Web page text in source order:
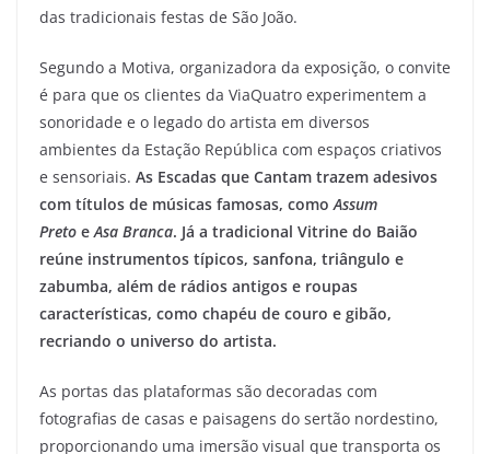
das tradicionais festas de São João.
Segundo a Motiva, organizadora da exposição, o convite
é para que os clientes da ViaQuatro experimentem a
sonoridade e o legado do artista em diversos
ambientes da Estação República com espaços criativos
e sensoriais. As Escadas que Cantam trazem adesivos
com títulos de músicas famosas, comoAssum
Preto eAsa Branca. Já a tradicional Vitrine do Baião
reúne instrumentos típicos, sanfona, triângulo e
zabumba, além de rádios antigos e roupas
características, como chapéu de couro e gibão,
recriando o universo do artista.
As portas das plataformas são decoradas com
fotografias de casas e paisagens do sertão nordestino,
proporcionando uma imersão visual que transporta os